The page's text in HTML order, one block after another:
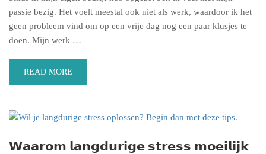
passie bezig. Het voelt meestal ook niet als werk, waardoor ik het
geen probleem vind om op een vrije dag nog een paar klusjes te
doen. Mijn werk …
READ MORE
𝗪𝗮𝗮𝗿𝗼𝗺 𝗹𝗮𝗻𝗴𝗱𝘂𝗿𝗶𝗴𝗲 𝘀𝘁𝗿𝗲𝘀𝘀 𝗺𝗼𝗲𝗶𝗹𝗶𝗷𝗸